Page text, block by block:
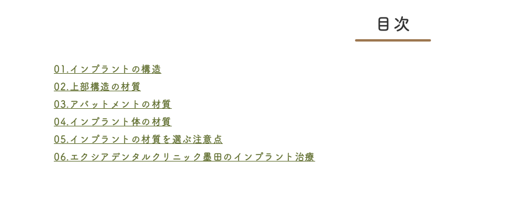
目次
01.インプラントの構造
02.上部構造の材質
03.アバットメントの材質
04.インプラント体の材質
05.インプラントの材質を選ぶ注意点
06.エクシアデンタルクリニック墨田のインプラント治療